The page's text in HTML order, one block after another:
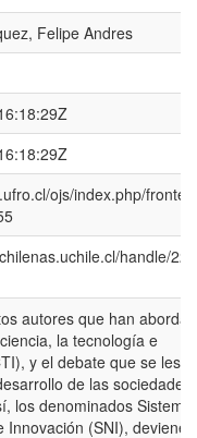
Felipe Andres
ojs/index.php/
handle/
autores que han
la tecnología e
y el debate que se les
de las sociedades
los denominados
Innovación (SNI), devienen